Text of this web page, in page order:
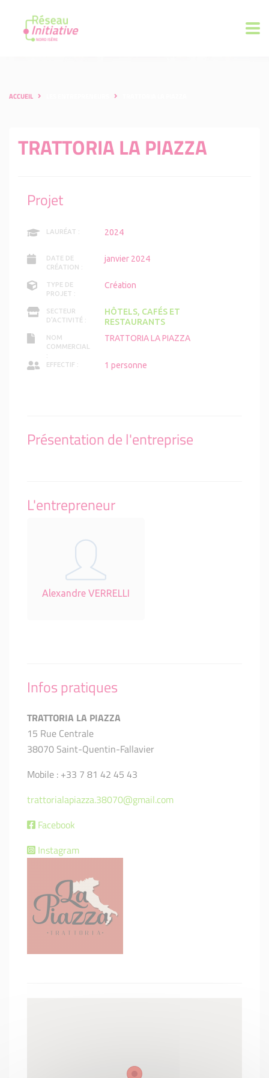
ACCUEIL
TRATTORIA LA PIAZZA
Projet
LAURÉAT : 2024
DATE DE
CRÉATION :
janvier 2024
TYPE DE
PROJET :
Création
SECTEUR
D'ACTIVITÉ :
HÔTELS, CAFÉS ET
RESTAURANTS
NOM
COMMERCIAL
:
TRATTORIA LA PIAZZA
EFFECTIF : 1 personne
Présentation de l'entreprise
L'entrepreneur
Alexandre VERRELLI
Infos pratiques
TRATTORIA LA PIAZZA
15 Rue Centrale
38070 Saint-Quentin-Fallavier
Mobile : +33 7 81 42 45 43
trattorialapiazza.38070@gmail.com
Facebook
Instagram